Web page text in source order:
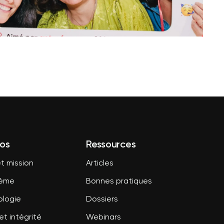
mission
intégrité
Ressources
Articles
Bonnes pratiques
Dossiers
Webinars